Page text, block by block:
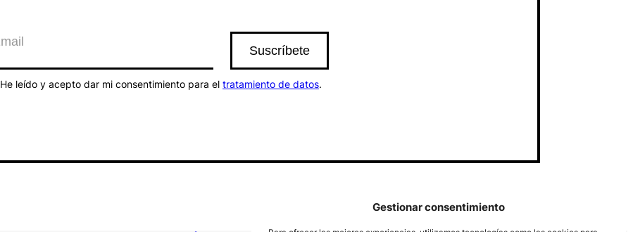
Gestionar consentimiento
He leído y acepto dar mi consentimiento para el tratamiento de datos.